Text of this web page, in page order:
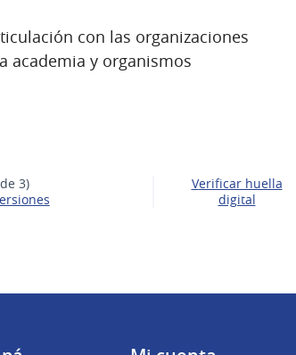
con las organizaciones
academia y organismos
3)
Verificar huella
digital